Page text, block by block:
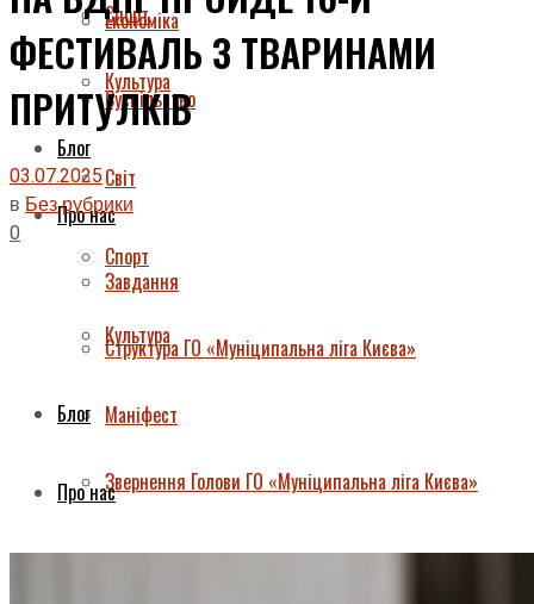
Спорт
Культура
Блог
Про нас
Завдання
Структура ГО «Муніципальна ліга Києва»
Маніфест
Звернення Голови ГО «Муніципальна ліга Києва»
Економіка
Суспільство
Світ
Спорт
Культура
Блог
Про нас
ФЕСТИВАЛЬ З ТВАРИНАМИ
ПРИТУЛКІВ
03.07.2025
в Без рубрики
0